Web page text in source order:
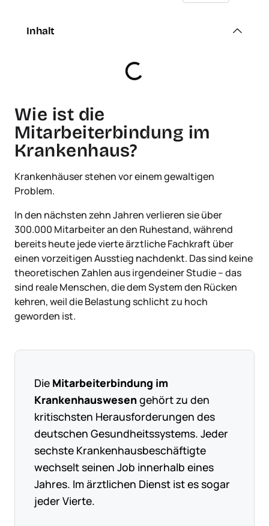
Inhalt
Wie ist die
Mitarbeiterbindung im
Krankenhaus?
Krankenhäuser stehen vor einem gewaltigen
Problem.
In den nächsten zehn Jahren verlieren sie über
300.000 Mitarbeiter an den Ruhestand, während
bereits heute jede vierte ärztliche Fachkraft über
einen vorzeitigen Ausstieg nachdenkt. Das sind keine
theoretischen Zahlen aus irgendeiner Studie – das
sind reale Menschen, die dem System den Rücken
kehren, weil die Belastung schlicht zu hoch
geworden ist.
Die Mitarbeiterbindung im
Krankenhauswesengehört zu den
kritischsten Herausforderungen des
deutschen Gesundheitssystems. Jeder
sechste Krankenhausbeschäftigte
wechselt seinen Job innerhalb eines
Jahres. Im ärztlichen Dienst ist es sogar
jeder Vierte.